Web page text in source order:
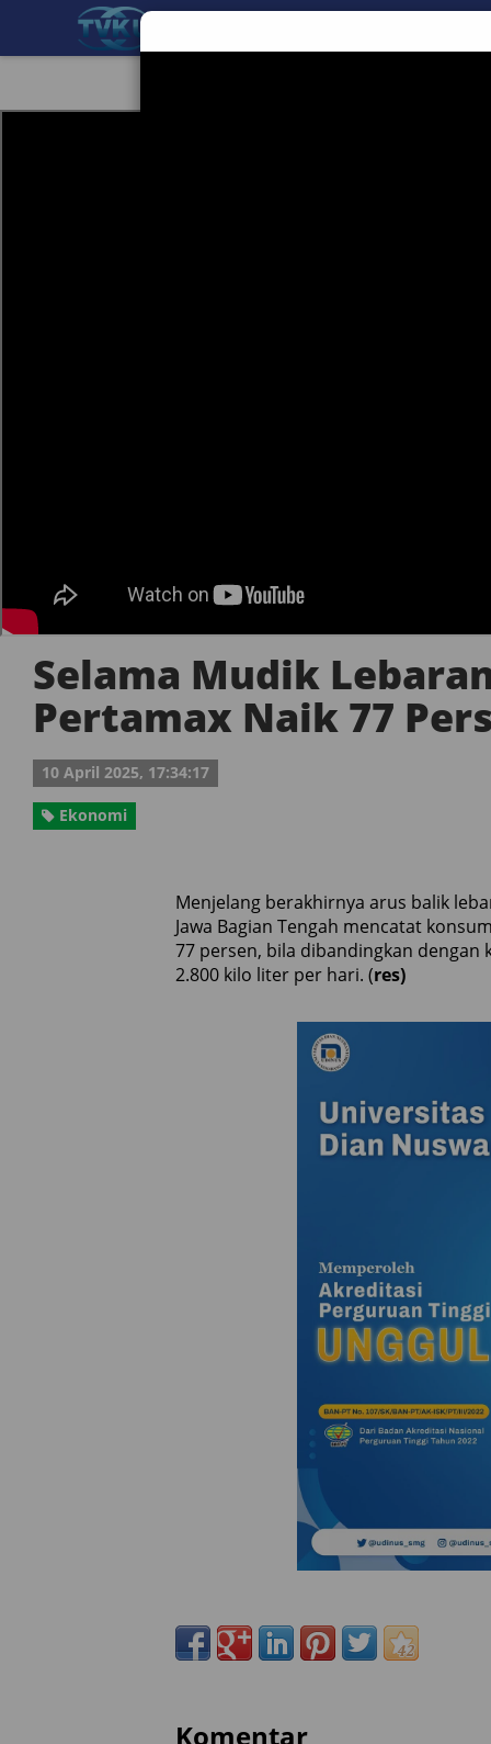
Selama Mudik
Pertamax Naik 77
10 April 2025, 17:34:17
Ekonomi
Menjelang berakhirnya arus balik
Jawa Bagian Tengah mencatat
77 persen, bila dibandingkan
2.800 kilo liter per hari. (res)
Komentar